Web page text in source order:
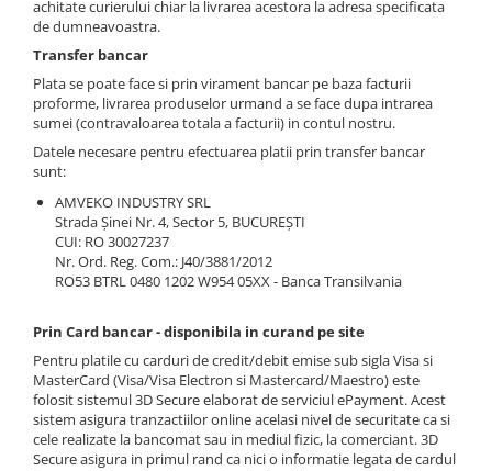
Catarg
Role catarg
Lanturi catarg
Glisiere
Prelungitoare furci
Alte piese catarg
Transmisie
Pompe transmisie
Discuri transmisie
Ambreiaj
Convertizoare
Alte piese transmisie
Alimentare
Pompe alimentare
Lampi fata / spate
Alte piese sistem electric
Sistem franare
Pompe frana
Cilindri frana
Pistoane frana
Saboti frana
Placute frana
Tamburi frana
Cabluri frana de mana
Alte piese sistem franare
Sistem hidraulic
Pompe hidraulice
Distribuitoare hidraulice
Alte piese sistem hidraulic
achitate curierului chiar la livrarea acestora la adresa specificata
de dumneavoastra.
Transfer bancar
Plata se poate face si prin virament bancar pe baza facturii
proforme, livrarea produselor urmand a se face dupa intrarea
sumei (contravaloarea totala a facturii) in contul nostru.
Datele necesare pentru efectuarea platii prin transfer bancar
sunt:
AMVEKO INDUSTRY SRL
Strada Şinei Nr. 4, Sector 5, BUCUREŞTI
CUI: RO 30027237
Nr. Ord. Reg. Com.: J40/3881/2012
RO53 BTRL 0480 1202 W954 05XX - Banca Transilvania
Prin Card bancar - disponibila in curand pe site
Pentru platile cu carduri de credit/debit emise sub sigla Visa si
MasterCard (Visa/Visa Electron si Mastercard/Maestro) este
folosit sistemul 3D Secure elaborat de serviciul ePayment. Acest
sistem asigura tranzactiilor online acelasi nivel de securitate ca si
cele realizate la bancomat sau in mediul fizic, la comerciant. 3D
Secure asigura in primul rand ca nici o informatie legata de cardul